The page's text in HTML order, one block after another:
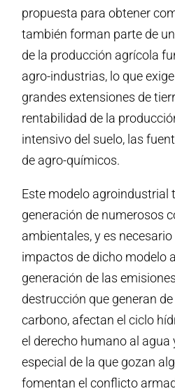
propuesta para obtener
también forman parte de
de la producción agrícola
agro-industrias, lo que
grandes extensiones de
rentabilidad de la
intensivo del suelo, las
de agro-químicos.
Este modelo agroindustrial
generación de numerosos
ambientales, y es
impactos de dicho modelo
generación de las
destrucción que generan
carbono, afectan el ciclo
el derecho humano al agua
especial de la que gozan
fomentan el conflicto